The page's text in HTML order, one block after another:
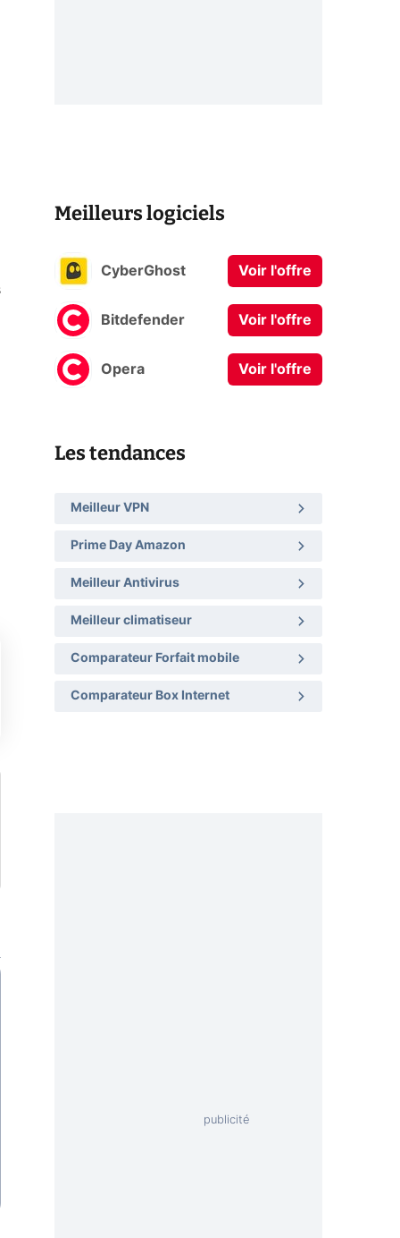
Meilleurs logiciels
CyberGhost Voir l'offre
Bitdefender Voir l'offre
Opera Voir l'offre
Les tendances
Meilleur VPN
Prime Day Amazon
Meilleur Antivirus
Meilleur climatiseur
Comparateur Forfait mobile
Comparateur Box Internet